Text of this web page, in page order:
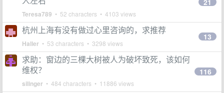
Teresa789 • 52 characters • 4103 views
21
杭州上海有没有做过心里咨询的，求推荐
Haller • 53 characters • 3298 views
13
求助：窗边的三棵大树被人为破坏致死，该如何
维权？
silinger • 484 characters • 11886 views
116